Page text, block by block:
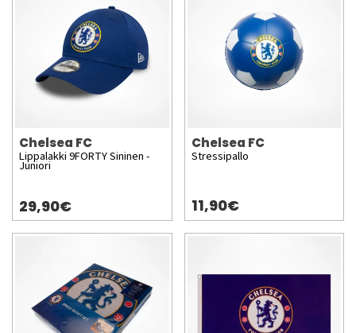
Chelsea FC
Lippalakki 9FORTY Sininen -
Juniori
29,90€
Chelsea FC
Stressipallo
11,90€